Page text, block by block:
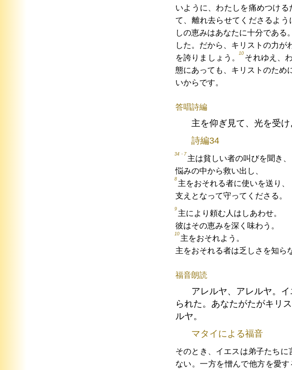
いように、わたしを痛めつけ
て、離れ去らせてくださるよ
しの恵みはあなたに十分である
した。だから、キリストの力が
を誇りましょう。
10
それゆえ、
態にあっても、キリストのため
いからです。
答唱詩編
主を仰ぎ見て、光を受
詩編34
34・7
主は貧しい者の叫びを聞き、
悩みの中から救い出し、
8
主をおそれる者に使いを送り、
支えとなって守ってくださる。
9
主により頼む人はしあわせ。
彼はその恵みを深く味わう。
10
主をおそれよう。
主をおそれる者は乏しさを知ら
福音朗読
アレルヤ、アレルヤ。
られた。あなたがたがキリ
ルヤ。
マタイによる福音
そのとき、イエスは弟子たちに
ない。一方を憎んで他方を愛